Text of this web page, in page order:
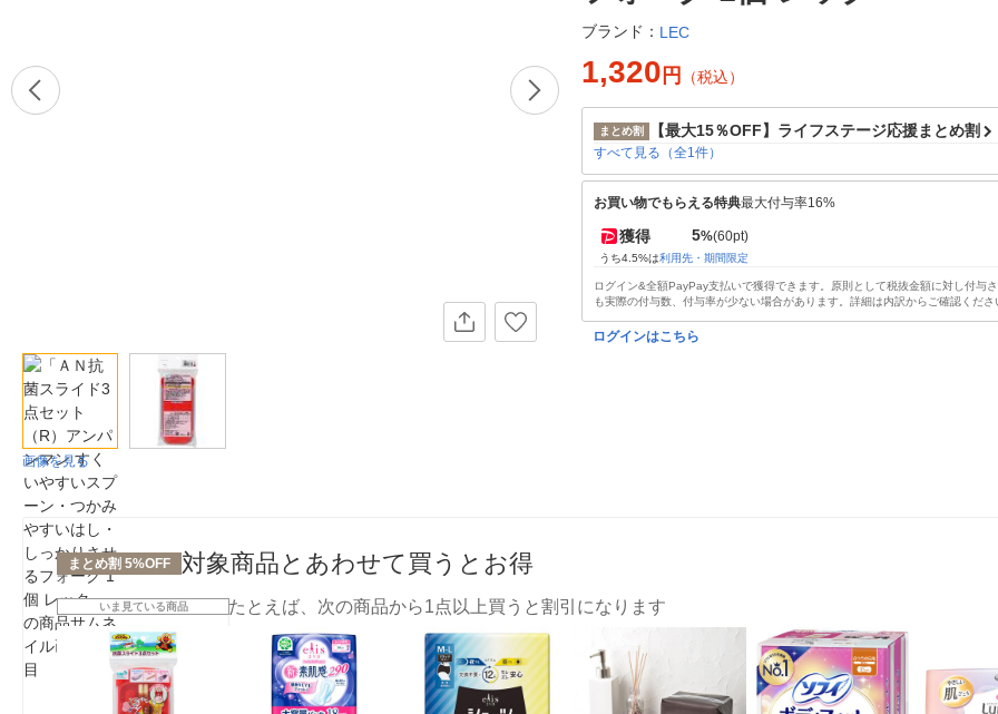
画像を見る
ブランド： LEC
1,320 円 （税込）
まとめ割 【最大15％OFF】ライフステージ応援まとめ割
すべて見る（全1件）
お買い物でもらえる特典最大付与率16%
獲得 5%(60pt)
うち4.5%は利用先・期間限定
ログイン&全額PayPay支払いで獲得できます。原則として税抜金額に対し付与
も実際の付与数、付与率が少ない場合があります。詳細は内訳からご確認くださ
ログインはこちら
まとめ割 5%OFF 対象商品とあわせて買うとお得
いま見ている商品 たとえば、次の商品から1点以上買うと割引になります